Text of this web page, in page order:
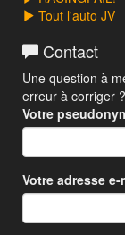
Tout l'auto JV
Contact
Une question à
erreur à corriger
Votre
Votre adresse e-